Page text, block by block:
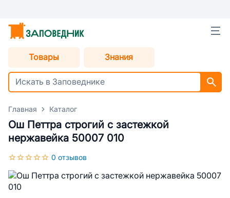
Товары Знания
Главная Каталог
Ош Петтра строгий с застежкой
нержавейка 50007 010
0 отзывов